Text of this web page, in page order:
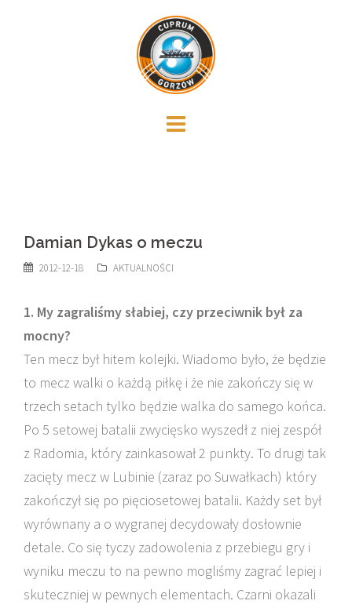
Damian Dykas o meczu
2012-12-18 AKTUALNOŚCI
1. My zagraliśmy słabiej, czy przeciwnik był za
mocny?
Ten mecz był hitem kolejki. Wiadomo było, że będzie
to mecz walki o każdą piłkę i że nie zakończy się w
trzech setach tylko będzie walka do samego końca.
Po 5 setowej batalii zwycięsko wyszedł z niej zespół
z Radomia, który zainkasował 2 punkty. To drugi tak
zacięty mecz w Lubinie (zaraz po Suwałkach) który
zakończył się po pięciosetowej batalii. Każdy set był
wyrównany a o wygranej decydowały dosłownie
detale. Co się tyczy zadowolenia z przebiegu gry i
wyniku meczu to na pewno mogliśmy zagrać lepiej i
skuteczniej w pewnych elementach. Czarni okazali